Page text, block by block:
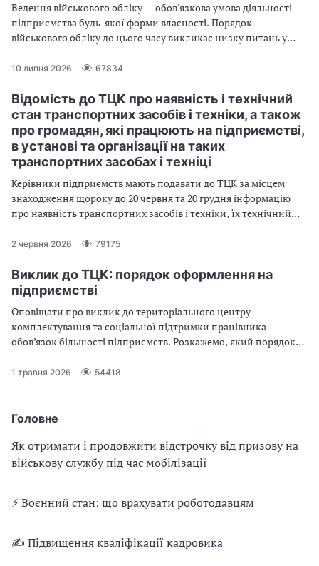
Головне
Як отримати і продовжити відстрочку від призову на
військову службу під час мобілізації
⚡ Воєнний стан: що врахувати роботодавцям
✍ Підвищення кваліфікації кадровика
Ведення військового обліку — обов'язкова умова діяльності
підприємства будь-якої форми власності. Порядок
військового обліку до цього часу викликає низку питань у
стане вашим путівником під час організації військового
законодавчі, так і практичні положення про військовий облік
для ведення обліку військовозобов'язаних
10 липня 2026 67834
Відомість до ТЦК про наявність і технічний
стан транспортних засобів і техніки, а також
про громадян, які працюють на підприємстві,
в установі та організації на таких
транспортних засобах і техніці
Керівники підприємств мають подавати до ТЦК за місцем
знаходження щороку до 20 червня та 20 грудня інформацію
про наявність транспортних засобів і техніки, їх технічний
на таких транспортних засобах і техніці.
2 червня 2026 79175
Виклик до ТЦК: порядок оформлення на
підприємстві
Оповіщати про виклик до територіального центру
комплектування та соціальної підтримки працівника –
обов’язок більшості підприємств. Розкажемо, який порядок
ТЦК щодо результатів оповіщення про виклик працівників та
1 травня 2026 54418